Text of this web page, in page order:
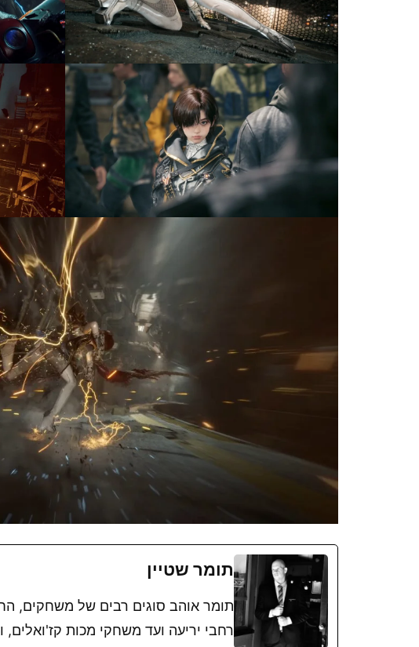
תומר שטיין
תומר אוהב סוגים רבים של משחקים,
רחבי יריעה ועד משחקי מכות